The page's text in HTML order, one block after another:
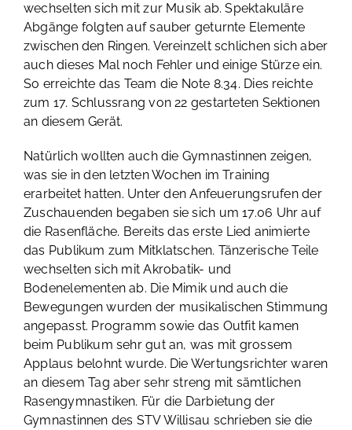
wechselten sich mit zur Musik ab. Spektakuläre
Abgänge folgten auf sauber geturnte Elemente
zwischen den Ringen. Vereinzelt schlichen sich aber
auch dieses Mal noch Fehler und einige Stürze ein.
So erreichte das Team die Note 8.34. Dies reichte
zum 17. Schlussrang von 22 gestarteten Sektionen
an diesem Gerät.
Natürlich wollten auch die Gymnastinnen zeigen,
was sie in den letzten Wochen im Training
erarbeitet hatten. Unter den Anfeuerungsrufen der
Zuschauenden begaben sie sich um 17.06 Uhr auf
die Rasenfläche. Bereits das erste Lied animierte
das Publikum zum Mitklatschen. Tänzerische Teile
wechselten sich mit Akrobatik- und
Bodenelementen ab. Die Mimik und auch die
Bewegungen wurden der musikalischen Stimmung
angepasst. Programm sowie das Outfit kamen
beim Publikum sehr gut an, was mit grossem
Applaus belohnt wurde. Die Wertungsrichter waren
an diesem Tag aber sehr streng mit sämtlichen
Rasengymnastiken. Für die Darbietung der
Gymnastinnen des STV Willisau schrieben sie die